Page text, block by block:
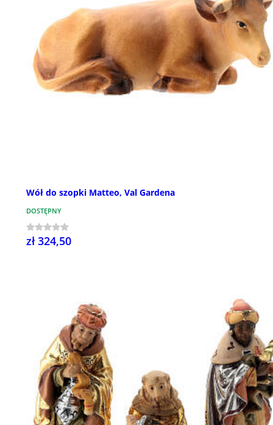
Wół do szopki Matteo, Val Gardena
DOSTĘPNY
zł 324,50